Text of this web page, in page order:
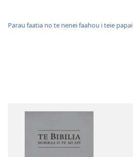
Parau faatia no te nenei faahou i teie papai